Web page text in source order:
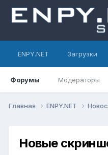
ENPY.NET Загрузки
Форумы Модераторы
Главная ENPY.NET
Новые